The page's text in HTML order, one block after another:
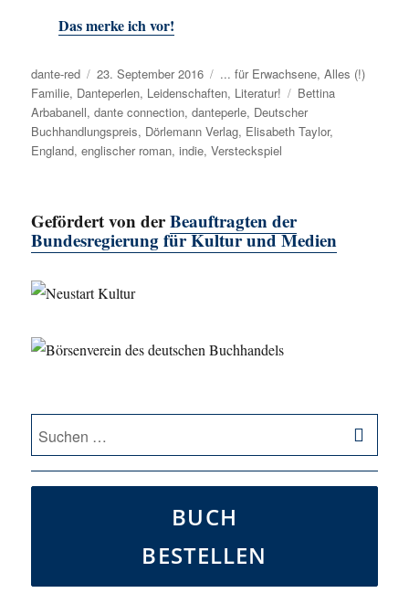
Das merke ich vor!
Autor
dante-red
Veröffentlicht
am
23. September 2016 Kategorien
... für Erwachsene,Alles (!)
Familie, Danteperlen, Leidenschaften, Literatur! Schlagwörter
Bettina
Arbabanell,dante connection,danteperle, Deutscher
Buchhandlungspreis, Dörlemann Verlag, Elisabeth Taylor,
England,englischer roman,indie,Versteckspiel
Gefördert von derBeauftragten der
Bundesregierung für Kultur und Medien
Suche
nach:
BUCH
BESTELLEN